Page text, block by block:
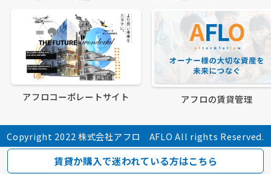
アフロコーポレートサイト アフロの賃貸管理
Copyright 2022 株式会社アフロ AFLO All rights Reserved.
賃貸か購入で迷われている方はこちら